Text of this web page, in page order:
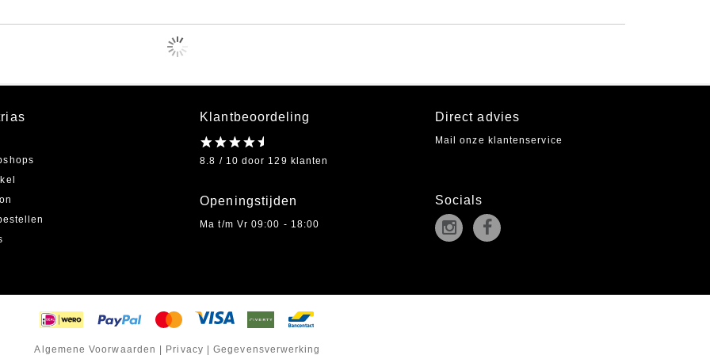
Klantbeoordeling
8.8 / 10 door 129 klanten
Openingstijden
Ma t/m Vr 09:00 - 18:00
Direct advies
Mail onze klantenservice
Socials
Algemene Voorwaarden Privacy |Gegevensverwerking